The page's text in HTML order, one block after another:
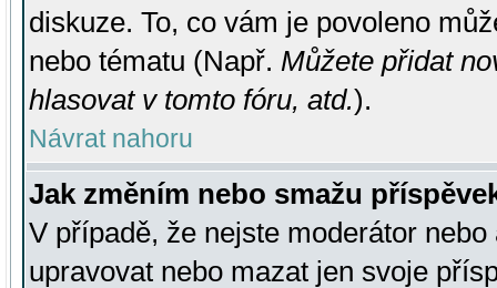
diskuze. To, co vám je povoleno
nebo tématu (Např. Můžete přidat
hlasovat v tomto fóru, atd.).
Návrat nahoru
Jak změním nebo smažu
V případě, že nejste moderátor
upravovat nebo mazat jen svoje